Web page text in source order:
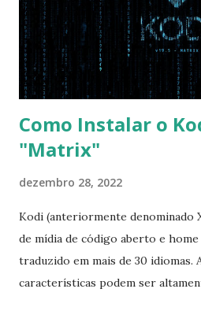
vai garantir que ele tente
pelo CD e por último no HD.
as necessá...
Como Instalar o
"Matrix"
dezembro 28, 2022
Kodi (anteriormente denominado
de mídia de código aberto e
traduzido em mais de 30 idiomas.
características podem ser